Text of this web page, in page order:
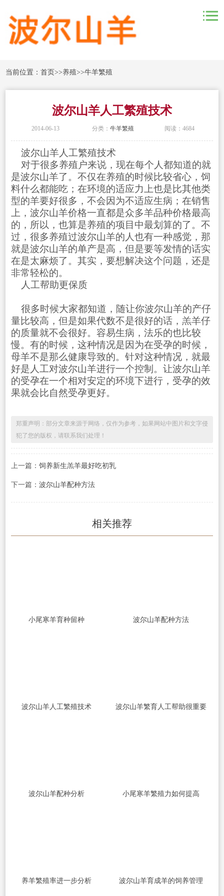
当前位置：首页>>养殖>>牛羊繁殖
波尔山羊人工繁殖技术
2014-06-13 分类： 牛羊繁殖 阅读：4684
波尔山羊人工繁殖技术
对于很多养殖户来说，现在每个人都知道的就
是波尔山羊了。不仅在养殖的时候比较省心，饲
料什么都能吃；在环境的适应力上也是比其他类
型的羊要好很多，不会因为不适应生病；在销售
上，波尔山羊价格一直都是众多羊品种价格最高
的，所以，也算是养殖的项目中最划算的了。不
过，很多养殖过波尔山羊的人也有一种感觉，那
就是波尔山羊的单产是高，但是要等发情的话实
在是太麻烦了。其实，要想解决这个问题，还是
非常轻松的。
人工帮助更保质
很多时候大家都知道，随让你波尔山羊的产仔
量比较高，但是如果代数不是很好的话，羔羊仔
的质量就不会很好。容易生病，法乐的也比较
慢。有的时候，这种情况是因为在受孕的时候，
母羊不是那么健康导致的。针对这种情况，就最
好是人工对波尔山羊进行一个控制。让波尔山羊
的受孕在一个相对安定的环境下进行，受孕的效
果就会比自然受孕更好。
郑重声明：部分文章来源于网络，仅作为参考，如果网站中图片和文字侵
犯了您的版权，请联系我们处理！
上一篇： 饲养新生羔羊最好吃初乳
下一篇： 波尔山羊配种方法
相关推荐
小尾寒羊育种留种 波尔山羊配种方法
波尔山羊人工繁殖技术 波尔山羊繁育人工帮助很重要
波尔山羊配种分析 小尾寒羊繁殖力如何提高
养羊繁殖率进一步分析 波尔山羊育成羊的饲养管理